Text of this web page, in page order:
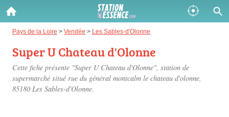
Pays de la Loire > Vendée > Les Sables-d'Olonne
Super U Chateau d'Olonne
Cette fiche présente "Super U Chateau d'Olonne", station de
supermarché situé rue du général montcalm le chateau d'olonne,
85180 Les Sables-d'Olonne.
Gazole :
Disponible Épuisé
SP 98 :
Disponible